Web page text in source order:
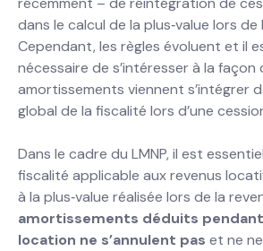
dans le calcul de la plus‐value lors de
Cependant, les règles évoluent et il
nécessaire de s’intéresser à la façon
amortissements viennent s’intégrer
global de la fiscalité lors d’une
Dans le cadre du LMNP, il est
fiscalité applicable aux revenus
à la plus‐value réalisée lors de la
amortissements déduits
location ne s’annulent pas et ne